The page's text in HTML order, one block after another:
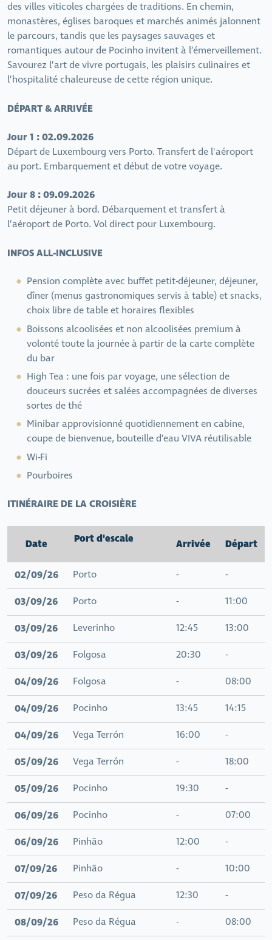
des villes viticoles chargées de traditions. En chemin,
monastères, églises baroques et marchés animés jalonnent
le parcours, tandis que les paysages sauvages et
romantiques autour de Pocinho invitent à l’émerveillement.
Savourez l’art de vivre portugais, les plaisirs culinaires et
l’hospitalité chaleureuse de cette région unique.
DÉPART & ARRIVÉE
Jour 1 : 02.09.2026
Départ de Luxembourg vers Porto. Transfert de l'aéroport
au port. Embarquement et début de votre voyage.
Jour 8 : 09.09.2026
Petit déjeuner à bord. Débarquement et transfert à
l’aéroport de Porto. Vol direct pour Luxembourg.
INFOS ALL-INCLUSIVE
Pension complète avec buffet petit-déjeuner, déjeuner,
dîner (menus gastronomiques servis à table) et snacks,
choix libre de table et horaires flexibles
Boissons alcoolisées et non alcoolisées premium à
volonté toute la journée à partir de la carte complète
du bar
High Tea : une fois par voyage, une sélection de
douceurs sucrées et salées accompagnées de diverses
sortes de thé
Minibar approvisionné quotidiennement en cabine,
coupe de bienvenue, bouteille d’eau VIVA réutilisable
Wi-Fi
Pourboires
ITINÉRAIRE DE LA CROISIÈRE
Date Port d'escale Arrivée Départ
02/09/26 Porto - -
03/09/26 Porto - 11:00
03/09/26 Leverinho 12:45 13:00
03/09/26 Folgosa 20:30 -
04/09/26 Folgosa - 08:00
04/09/26 Pocinho 13:45 14:15
04/09/26 Vega Terrón 16:00 -
05/09/26 Vega Terrón - 18:00
05/09/26 Pocinho 19:30 -
06/09/26 Pocinho - 07:00
06/09/26 Pinhão 12:00 -
07/09/26 Pinhão - 10:00
07/09/26 Peso da Régua 12:30 -
08/09/26 Peso da Régua - 08:00